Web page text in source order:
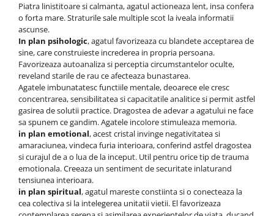
Piatra linistitoare si calmanta, agatul actioneaza lent, insa confera
o forta mare. Straturile sale multiple scot la iveala informatii
ascunse.
In plan psihologic, agatul favorizeaza cu blandete acceptarea de
sine, care construieste increderea in propria persoana.
Favorizeaza autoanaliza si perceptia circumstantelor oculte,
reveland starile de rau ce afecteaza bunastarea.
Agatele imbunatatesc functiile mentale, deoarece ele cresc
concentrarea, sensibilitatea si capacitatile analitice si permit astfel
gasirea de solutii practice. Dragostea de adevar a agatului ne face
sa spunem ce gandim. Agatele incolore stimuleaza memoria.
in plan emotional, acest cristal invinge negativitatea si
amaraciunea, vindeca furia interioara, conferind astfel dragostea
si curajul de a o lua de la inceput. Util pentru orice tip de trauma
emotionala. Creeaza un sentiment de securitate inlaturand
tensiunea interioara.
in plan spiritual, agatul mareste constiinta si o conecteaza la
cea colectiva si la intelegerea unitatii vietii. El favorizeaza